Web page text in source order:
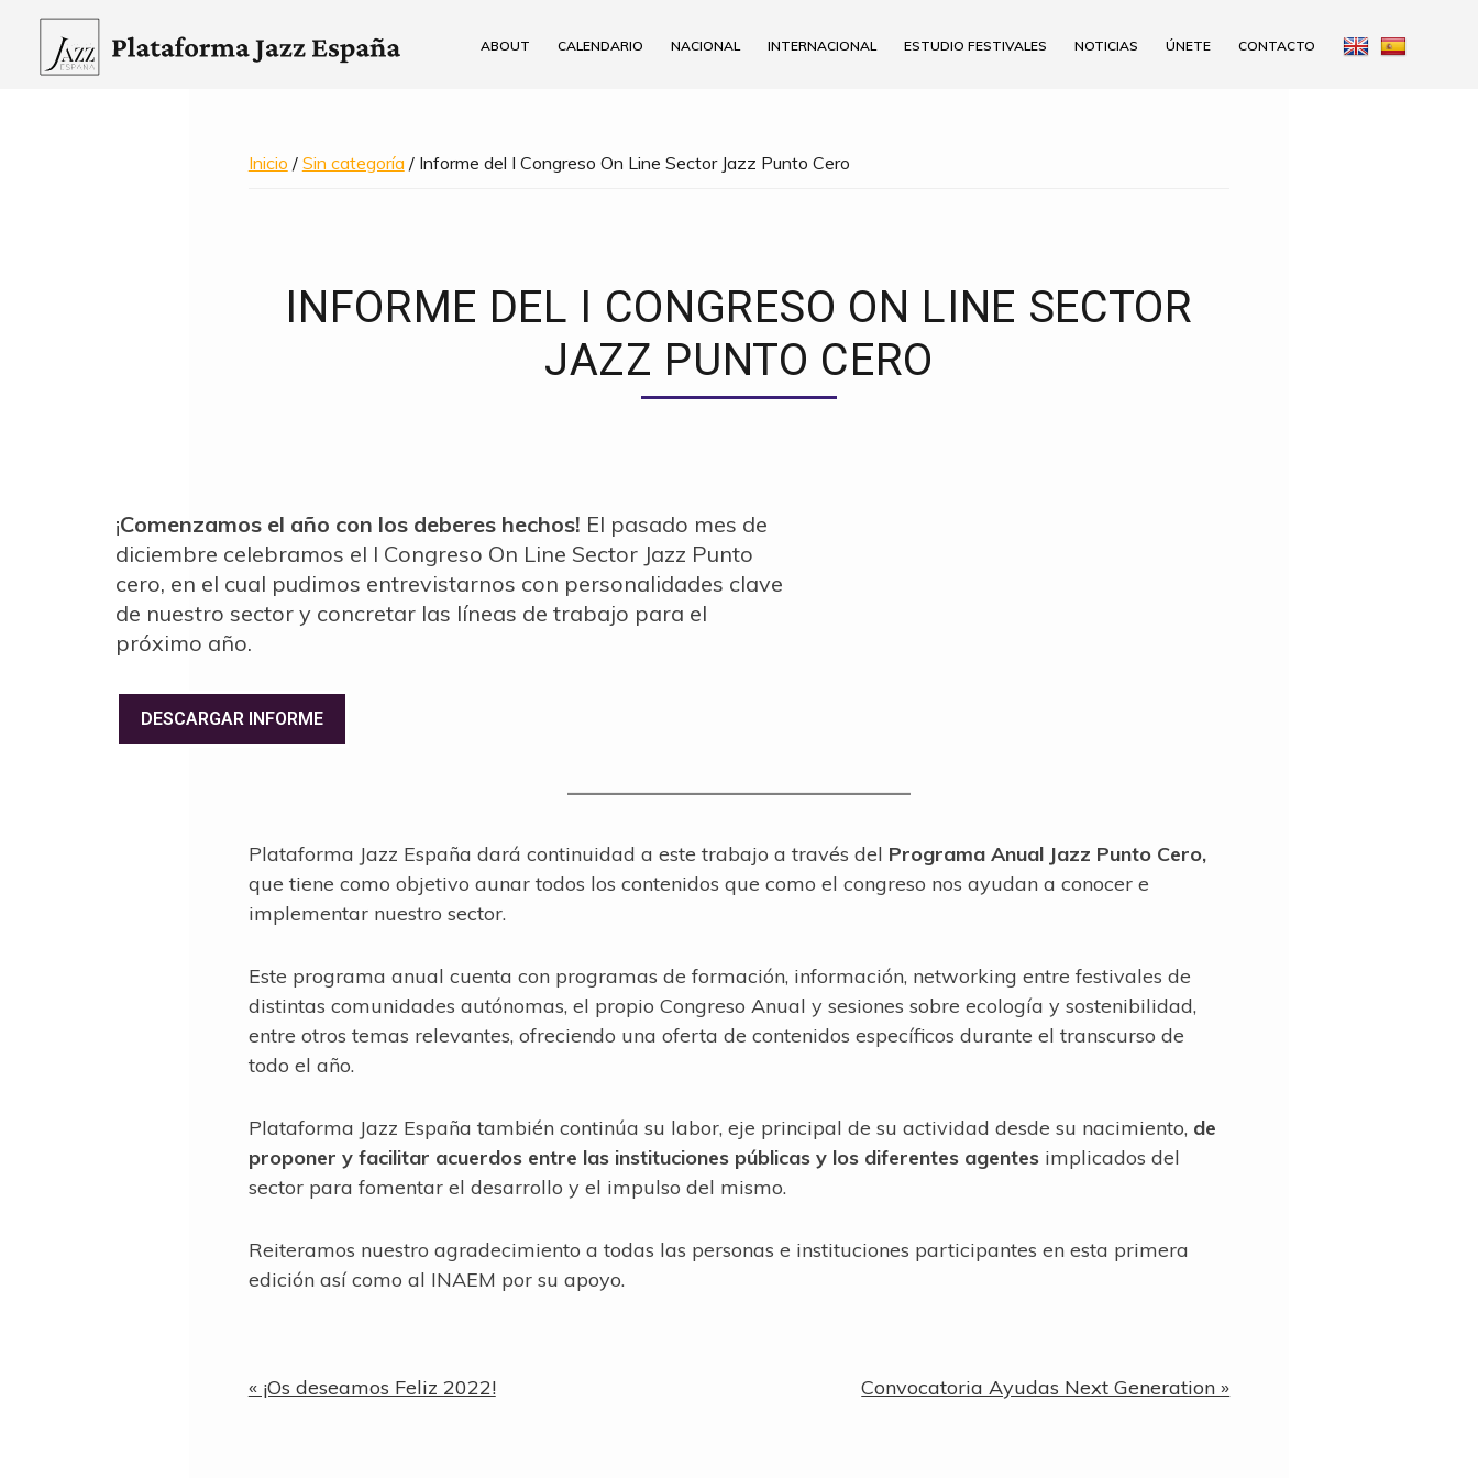
Saltar
Saltar
contenido
ABOUT CALENDARIO NACIONAL INTERNACIONAL ESTUDIO FESTIVALES NOTICIAS ÚNETE CONTACTO
Inicio / Sin categoría / Informe del I Congreso On Line Sector Jazz Punto Cero
INFORME DEL I CONGRESO ON LINE SECTOR
JAZZ PUNTO CERO
¡Comenzamos el año con los deberes hechos! El pasado mes de
diciembre celebramos el I Congreso On Line Sector Jazz Punto
cero, en el cual pudimos entrevistarnos con personalidades clave
de nuestro sector y concretar las líneas de trabajo para el
próximo año.
DESCARGAR INFORME
Plataforma Jazz España dará continuidad a este trabajo a través del Programa Anual Jazz Punto Cero,
que tiene como objetivo aunar todos los contenidos que como el congreso nos ayudan a conocer e
implementar nuestro sector.
Este programa anual cuenta con programas de formación, información, networking entre festivales de
distintas comunidades autónomas, el propio Congreso Anual y sesiones sobre ecología y sostenibilidad,
entre otros temas relevantes, ofreciendo una oferta de contenidos específicos durante el transcurso de
todo el año.
Plataforma Jazz España también continúa su labor, eje principal de su actividad desde su nacimiento, de
proponer y facilitar acuerdos entre las instituciones públicas y los diferentes agentesimplicados del
sector para fomentar el desarrollo y el impulso del mismo.
Reiteramos nuestro agradecimiento a todas las personas e instituciones participantes en esta primera
edición así como al INAEM por su apoyo.
Entrada
« ¡Os deseamos Feliz 2022!
Siguiente
Convocatoria Ayudas Next Generation »